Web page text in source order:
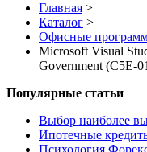
Главная >
Каталог >
Офисные
Microsoft Visual
Government (C5E-
Популярные статьи
Выбор наиболее
Ипотечные